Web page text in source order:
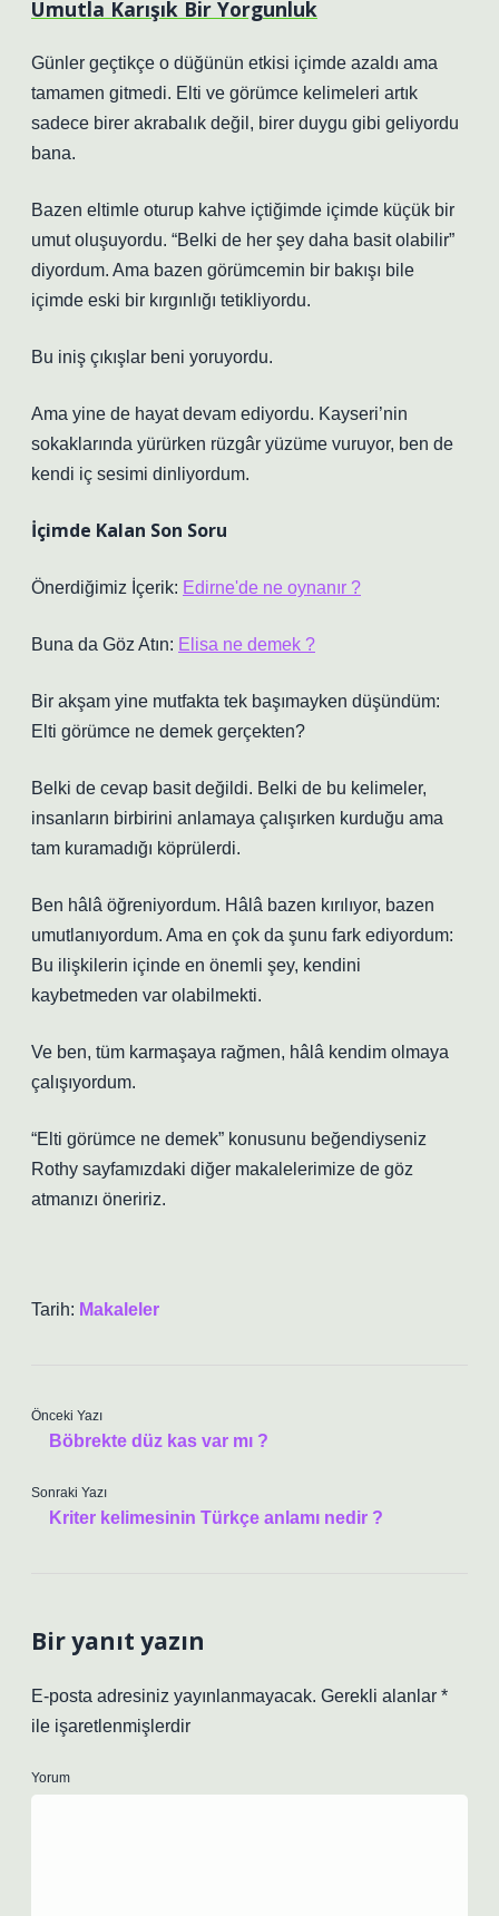
Umutla Karışık Bir Yorgunluk
Günler geçtikçe o düğünün etkisi içimde azaldı ama
tamamen gitmedi. Elti ve görümce kelimeleri artık
sadece birer akrabalık değil, birer duygu gibi geliyordu
bana.
Bazen eltimle oturup kahve içtiğimde içimde küçük bir
umut oluşuyordu. “Belki de her şey daha basit olabilir”
diyordum. Ama bazen görümcemin bir bakışı bile
içimde eski bir kırgınlığı tetikliyordu.
Bu iniş çıkışlar beni yoruyordu.
Ama yine de hayat devam ediyordu. Kayseri’nin
sokaklarında yürürken rüzgâr yüzüme vuruyor, ben de
kendi iç sesimi dinliyordum.
İçimde Kalan Son Soru
Önerdiğimiz İçerik: Edirne'de ne oynanır ?
Buna da Göz Atın: Elisa ne demek ?
Bir akşam yine mutfakta tek başımayken düşündüm:
Elti görümce ne demek gerçekten?
Belki de cevap basit değildi. Belki de bu kelimeler,
insanların birbirini anlamaya çalışırken kurduğu ama
tam kuramadığı köprülerdi.
Ben hâlâ öğreniyordum. Hâlâ bazen kırılıyor, bazen
umutlanıyordum. Ama en çok da şunu fark ediyordum:
Bu ilişkilerin içinde en önemli şey, kendini
kaybetmeden var olabilmekti.
Ve ben, tüm karmaşaya rağmen, hâlâ kendim olmaya
çalışıyordum.
“Elti görümce ne demek” konusunu beğendiyseniz
Rothy sayfamızdaki diğer makalelerimize de göz
atmanızı öneririz.
Tarih: Makaleler
Önceki Yazı
Böbrekte düz kas var mı ?
Sonraki Yazı
Kriter kelimesinin Türkçe anlamı nedir ?
Bir yanıt yazın
E-posta adresiniz yayınlanmayacak. Gerekli alanlar *
ile işaretlenmişlerdir
Yorum